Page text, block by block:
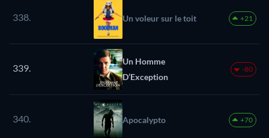
338. Un voleur sur le toit +21
339.
Un Homme
D’Exception
-80
340. Apocalypto +70